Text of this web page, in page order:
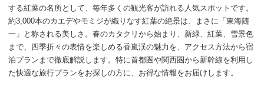
する紅葉の名所として、毎年多くの観光客が訪れる人気スポットです。
約3,000本のカエデやモミジが織りなす紅葉の絶景は、まさに「東海随
一」と称される美しさ。春のカタクリから始まり、新緑、紅葉、雪景色
まで、四季折々の表情を楽しめる香嵐渓の魅力を、アクセス方法から宿
泊プランまで徹底解説します。特に首都圏や関西圏から新幹線を利用し
た快適な旅行プランをお探しの方に、お得な情報をお届けします。